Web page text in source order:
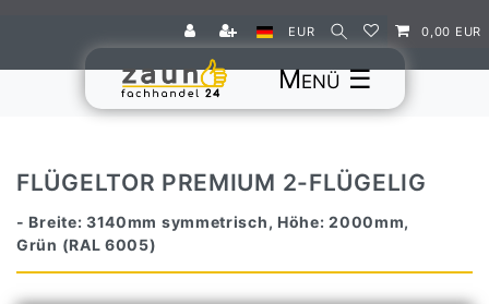
EUR 0,00 EUR
☰
FLÜGELTOR PREMIUM 2-FLÜGELIG
- Breite: 3140mm symmetrisch, Höhe: 2000mm,
Grün (RAL 6005)